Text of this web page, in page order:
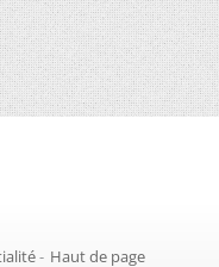
- Haut de page